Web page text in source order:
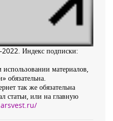
Индекс подписки:
материалов,
обязательна.
так же обязательна
статьи, или на главную